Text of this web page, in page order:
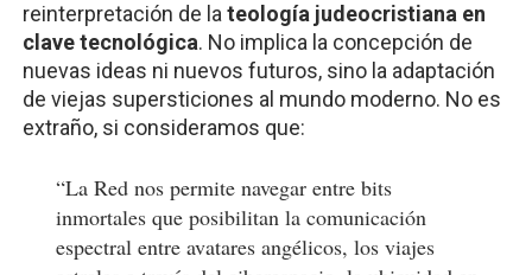
reinterpretación de la teología judeocristiana en
clave tecnológica. No implica la concepción de
nuevas ideas ni nuevos futuros, sino la adaptación
de viejas supersticiones al mundo moderno. No es
extraño, si consideramos que:
“La Red nos permite navegar entre bits
inmortales que posibilitan la comunicación
espectral entre avatares angélicos, los viajes